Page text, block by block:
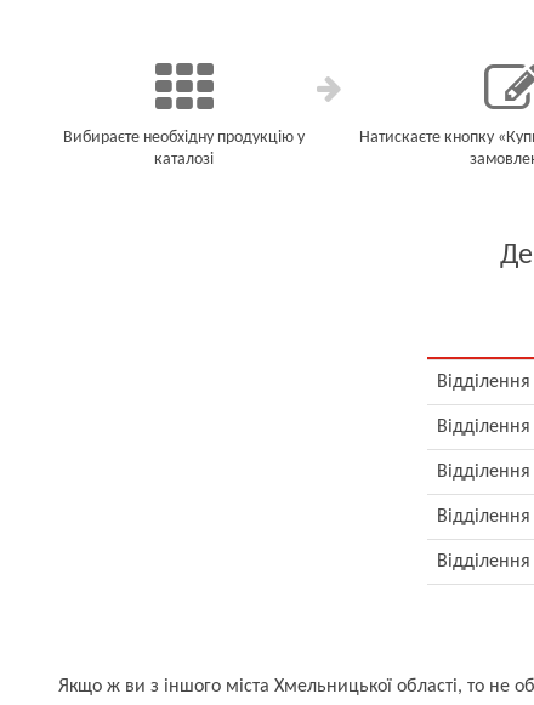
Вибираєте необхідну продукцію у
каталозі
Натискаєте кнопку
Якщо ж ви з іншого міста Хмельницької області, то не